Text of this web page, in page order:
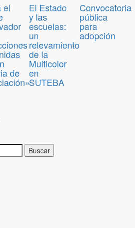
el
de
El Estado
y las
escuelas:
un
relevamiento
de la
Multicolor
en
SUTEBA
Convocatoria
pública
para
adopción